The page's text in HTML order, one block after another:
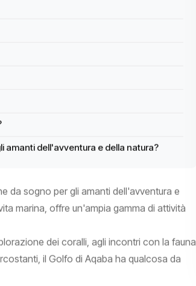
amanti dell'avventura e della natura?
da sogno per gli amanti dell'avventura e
marina, offre un'ampia gamma di attività
dei coralli, agli incontri con la fauna
il Golfo di Aqaba ha qualcosa da